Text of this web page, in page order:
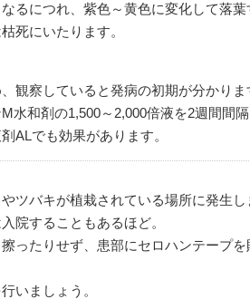
るにつれ、紫色～黄色に変化して落葉
死にいたります。
観察していると発病の初期が分かりま
水和剤の1,500～2,000倍液を2週間間
ALでも効果があります。
ツバキが植栽されている場所に発生し
院することもあるほど。
ったりせず、患部にセロハンテープ
いましょう。
庭そうじ・その他